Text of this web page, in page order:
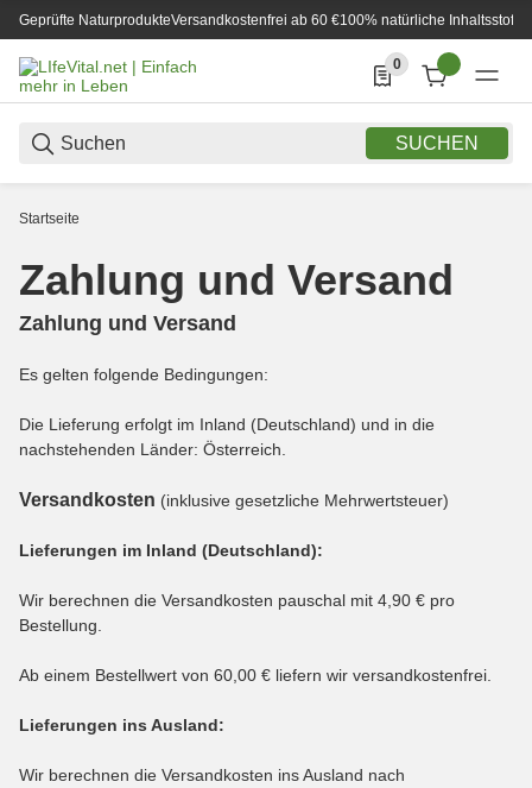
Geprüfte NaturprodukteVersandkostenfrei ab 60 €100% natürliche Inhaltsstoffe
SUCHEN
0
0 Produkte in der
Startseite
Zahlung und Versand
Zahlung und Versand
Es gelten folgende Bedingungen:
Die Lieferung erfolgt im Inland (Deutschland) und in die
nachstehenden Länder: Österreich
Versandkosten (inklusive gesetzliche Mehrwertsteuer)
Lieferungen im Inland (Deutschland):
Wir berechnen die Versandkosten pauschal mit 4,90 € pro
Bestellung.
Ab einem Bestellwert von 60,00 € liefern wir versandkostenfrei.
Lieferungen ins Ausland:
Wir berechnen die Versandkosten ins Ausland nach